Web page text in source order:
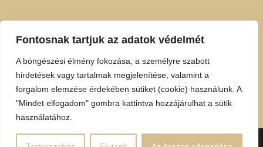
Fontosnak tartjuk az adatok védelmét
A böngészési élmény fokozása, a személyre szabott
hirdetések vagy tartalmak megjelenítése, valamint a
forgalom elemzése érdekében sütiket (cookie) használunk. A
"Mindet elfogadom" gombra kattintva hozzájárulhat a sütik
használatához.
Copyright © 2026 Türgyei Faipari Kft. | Powered by Türgyei